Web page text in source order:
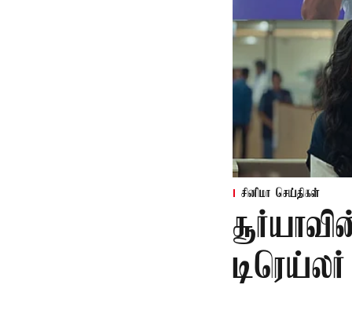
சினிமா செய்திகள்